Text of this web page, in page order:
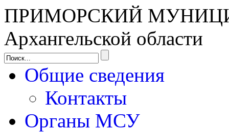
ПРИМОРСКИЙ
Архангельской области
Общие сведения
Контакты
Органы МСУ